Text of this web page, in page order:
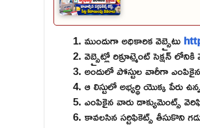
ముందుగా అధికారిక వెబ్సైటు
వెబ్సైట్లో రిక్రూట్మెంట్ సెక్షన్
అందులో పోస్టుల వారీగా
ఆ లిస్టులో అభ్యర్థి యొక్క పేరు
ఎంపికైన వారు డాక్యుమెంట్స్
కావలసిన సర్టిఫికెట్స్ తీసుకొని